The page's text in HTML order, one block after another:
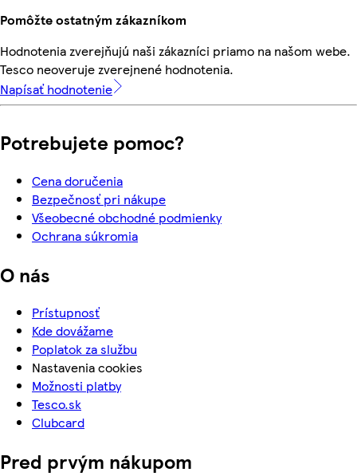
Pomôžte ostatným zákazníkom
Hodnotenia zverejňujú naši zákazníci priamo na našom webe.
Tesco neoveruje zverejnené hodnotenia.
Napísať hodnotenie
Potrebujete pomoc?
Cena doručenia
Bezpečnosť pri nákupe
Všeobecné obchodné podmienky
Ochrana súkromia
O nás
Prístupnosť
Kde dovážame
Poplatok za službu
Nastavenia cookies
Možnosti platby
Tesco.sk
Clubcard
Pred prvým nákupom